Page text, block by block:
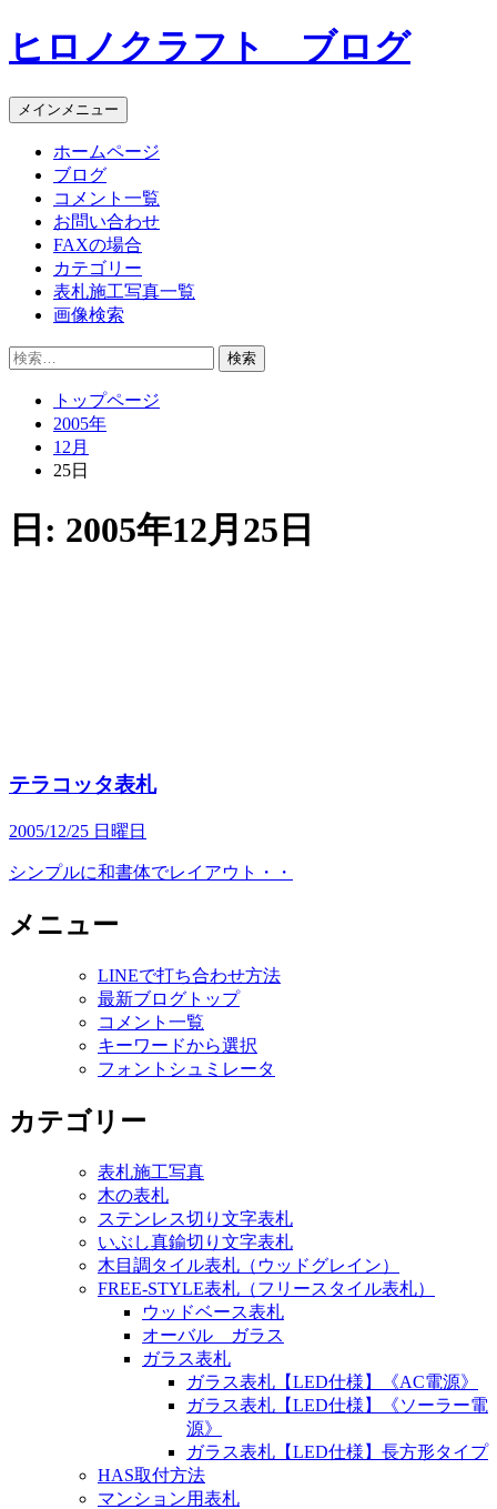
コ
ン
ン
ツ
ヒロノクラフト ブログ
メインメニュー
ホームページ
ブログ
コメント一覧
お問い合わせ
FAXの場合
カテゴリー
表札施工写真一覧
画像検索
検
トップページ
2005年
12月
25日
日: 2005年12月25日
テラコッタ表札
2005/12/25 日曜日
シンプルに和書体でレイアウト・・
メニュー
LINEで打ち合わせ方法
最新ブログトップ
コメント一覧
キーワードから選択
フォントシュミレータ
カテゴリー
表札施工写真
木の表札
ステンレス切り文字表札
いぶし真鍮切り文字表札
木目調タイル表札（ウッドグレイン）
FREE-STYLE表札（フリースタイル表札）
ウッドベース表札
オーバル ガラス
ガラス表札
ガラス表札【LED仕様】《AC電源》
ガラス表札【LED仕様】《ソーラー電
源》
ガラス表札【LED仕様】長方形タイプ
HAS取付方法
マンション用表札